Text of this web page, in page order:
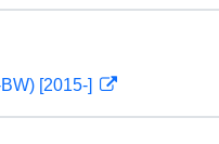
[2015-]